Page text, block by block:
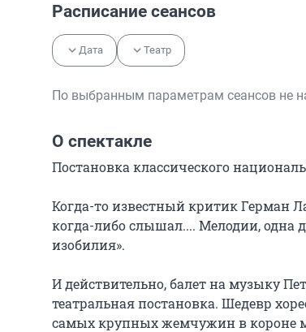
Расписание сеансов
Дата Театр
По выбранным параметрам сеансов не
О спектакле
Постановка классического
Когда-то известный критик Герман
когда-либо слышал.... Мелодии, одна
изобилия».
И действительно, балет на музыку
театральная постановка. Шедевр
самых крупных жемчужин в короне